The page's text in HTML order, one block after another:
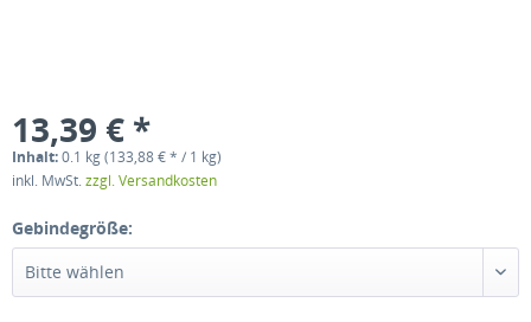
13,39 € *
Inhalt:0.1 kg (133,88 € * / 1 kg)
inkl. MwSt.zzgl. Versandkosten
Gebindegröße:
Bitte wählen